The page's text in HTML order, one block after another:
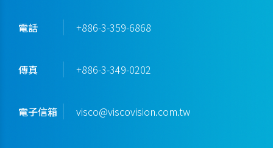
電話 +886-3-359-6868
傳真 +886-3-349-0202
電子信箱 visco@viscovision.com.tw